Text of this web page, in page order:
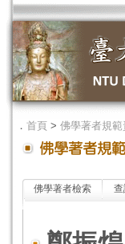
． 首頁 > 佛學著者規範
佛學著者檢索